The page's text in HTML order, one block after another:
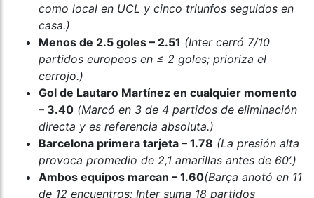
como local en UCL y cinco triunfos seguidos en
casa.)
Menos de 2.5 goles – 2.51 (Inter cerró 7/10
partidos europeos en ≤ 2 goles; prioriza el
cerrojo.)
Gol de Lautaro Martínez en cualquier momento
– 3.40 (Marcó en 3 de 4 partidos de eliminación
directa y es referencia absoluta.)
Barcelona primera tarjeta – 1.78 (La presión alta
provoca promedio de 2,1 amarillas antes de 60’.)
Ambos equipos marcan – 1.60(Barça anotó en 11
de 12 encuentros; Inter suma 18 partidos